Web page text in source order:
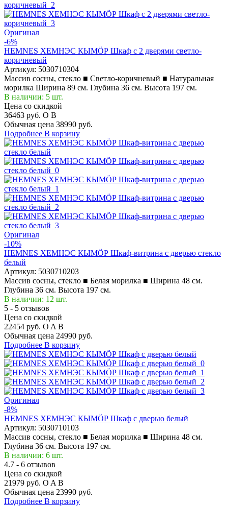
Оригинал
-6%
HEMNES ХЕМНЭС КЫМÖР Шкаф с 2 дверями светло-
коричневый
Артикул: 5030710304
Массив сосны, стекло ■ Светло-коричневый ■ Натуральная
морилка Ширина 89 см. Глубина 36 см. Высота 197 см.
В наличии: 5 шт.
Цена со скидкой
36463 руб. O B
Обычная цена 38990 руб.
Подробнее В корзину
Оригинал
-10%
HEMNES ХЕМНЭС КЫМÖР Шкаф-витрина с дверью стекло
белый
Артикул: 5030710203
Массив сосны, стекло ■ Белая морилка ■ Ширина 48 см.
Глубина 36 см. Высота 197 см.
В наличии: 12 шт.
5 - 5 отзывов
Цена со скидкой
22454 руб. O A B
Обычная цена 24990 руб.
Подробнее В корзину
Оригинал
-8%
HEMNES ХЕМНЭС КЫМÖР Шкаф с дверью белый
Артикул: 5030710103
Массив сосны, стекло ■ Белая морилка ■ Ширина 48 см.
Глубина 36 см. Высота 197 см.
В наличии: 6 шт.
4.7 - 6 отзывов
Цена со скидкой
21979 руб. O A B
Обычная цена 23990 руб.
Подробнее В корзину